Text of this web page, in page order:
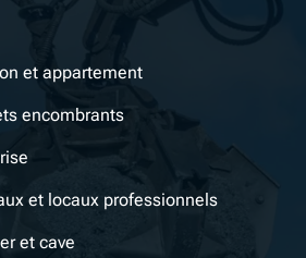
et appartement
encombrants
et locaux professionnels
et cave